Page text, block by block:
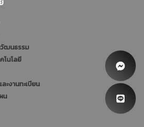
วัฒนธรรม
โนโลยี
ะงานทะเบียน
น